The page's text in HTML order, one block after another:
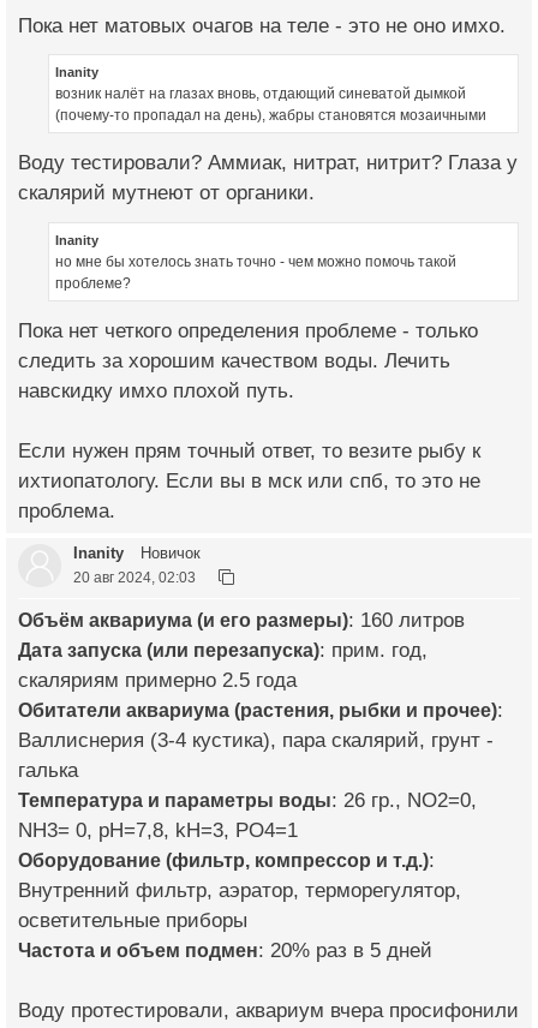
Пока нет матовых очагов на теле - это не оно имхо.
Inanity
возник налёт на глазах вновь, отдающий синеватой дымкой
(почему-то пропадал на день), жабры становятся мозаичными
Воду тестировали? Аммиак, нитрат, нитрит? Глаза у
скалярий мутнеют от органики.
Inanity
но мне бы хотелось знать точно - чем можно помочь такой
проблеме?
Пока нет четкого определения проблеме - только
следить за хорошим качеством воды. Лечить
навскидку имхо плохой путь.
Если нужен прям точный ответ, то везите рыбу к
ихтиопатологу. Если вы в мск или спб, то это не
проблема.
Inanity Новичок
20 авг 2024, 02:03
Объём аквариума (и его размеры): 160 литров
Дата запуска (или перезапуска): прим. год,
скаляриям примерно 2.5 года
Обитатели аквариума (растения, рыбки и прочее):
Валлиснерия (3-4 кустика), пара скалярий, грунт -
галька
Температура и параметры воды: 26 гр., NO2=0,
NH3= 0, pH=7,8, kH=3, PO4=1
Оборудование (фильтр, компрессор и т.д.):
Внутренний фильтр, аэратор, терморегулятор,
осветительные приборы
Частота и объем подмен: 20% раз в 5 дней
Воду протестировали, аквариум вчера просифонили